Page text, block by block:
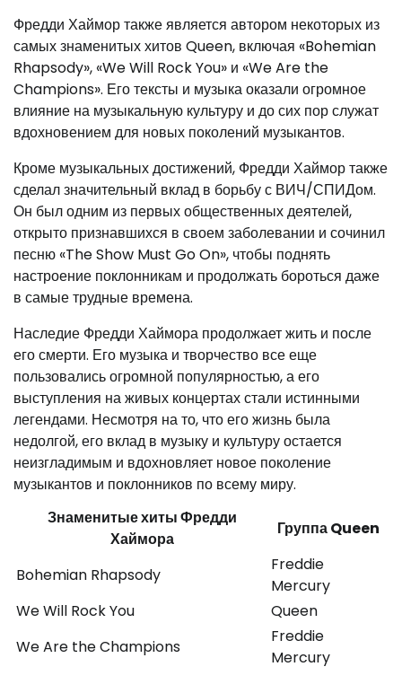
Фредди Хаймор также является автором некоторых из
самых знаменитых хитов Queen, включая «Bohemian
Rhapsody», «We Will Rock You» и «We Are the
Champions». Его тексты и музыка оказали огромное
влияние на музыкальную культуру и до сих пор служат
вдохновением для новых поколений музыкантов.
Кроме музыкальных достижений, Фредди Хаймор также
сделал значительный вклад в борьбу с ВИЧ/СПИДом.
Он был одним из первых общественных деятелей,
открыто признавшихся в своем заболевании и сочинил
песню «The Show Must Go On», чтобы поднять
настроение поклонникам и продолжать бороться даже
в самые трудные времена.
Наследие Фредди Хаймора продолжает жить и после
его смерти. Его музыка и творчество все еще
пользовались огромной популярностью, а его
выступления на живых концертах стали истинными
легендами. Несмотря на то, что его жизнь была
недолгой, его вклад в музыку и культуру остается
неизгладимым и вдохновляет новое поколение
музыкантов и поклонников по всему миру.
Знаменитые хиты Фредди
Хаймора
Группа Queen
Bohemian Rhapsody
Freddie
Mercury
We Will Rock You
Queen
We Are the Champions
Freddie
Mercury